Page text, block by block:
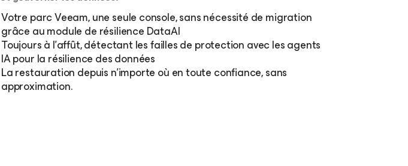
Votre parc Veeam, une seule console, sans nécessité de migration
grâce au module de résilience DataAI
Toujours à l’affût, détectant les failles de protection avec les agents
IA pour la résilience des données
La restauration depuis n’importe où en toute confiance, sans
approximation.